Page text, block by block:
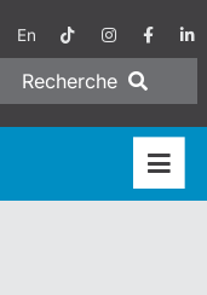
En
Recherche